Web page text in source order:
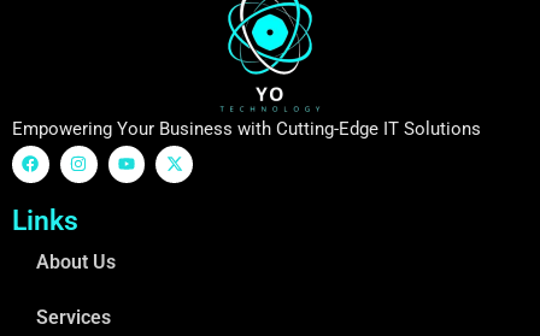
Empowering Your Business with Cutting-Edge IT Solutions
Links
About Us
Services